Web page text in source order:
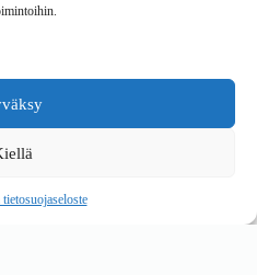
Kalustepaikka